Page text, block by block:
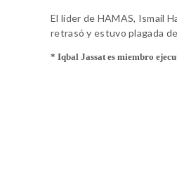
El líder de HAMAS, Ismail
retrasó y estuvo plagada
* Iqbal Jassat es miembro